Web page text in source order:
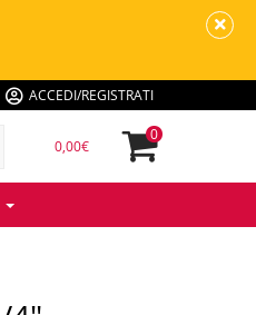
ACCEDI/REGISTRATI
0,00€
0